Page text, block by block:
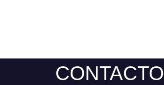
CONTACTO